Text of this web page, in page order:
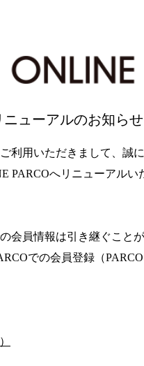
ニューアルのお知らせ
利用いただきまして、誠
PARCOへリニューアルい
会員情報は引き継ぐことが
での会員登録（